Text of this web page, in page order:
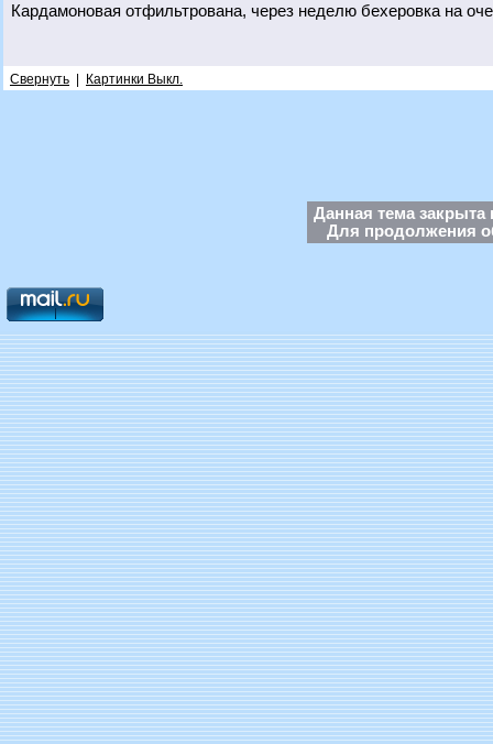
Кардамоновая отфильтрована, через неделю бехеровка на
Свернуть Картинки Выкл.
Данная тема закрыта
Для продолжения